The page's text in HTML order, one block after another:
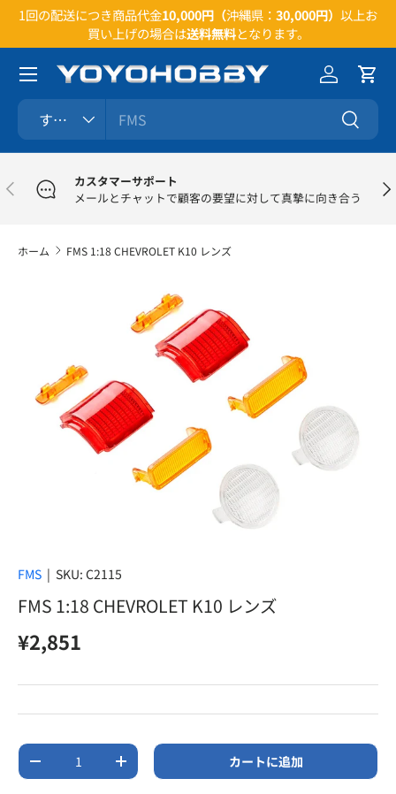
コンテンツへスキップ
1回の配送につき商品代金10,000円（沖縄県： 30,000円） 以上お
買い上げの場合は送料無料となります。
検索
商品タイプ
すべて 検索
ログインカ
メニュー
前 次
カスタマーサポート
メールとチャットで顧客の要望に対して真摯に向き合う
ホーム FMS 1:18 CHEVROLET K10 レンズ
商品情報にスキップ
FMS | SKU: C2115
FMS 1:18 CHEVROLET K10 レンズ
定価
¥2,851
数量
数量を減らす
数量を増やす カートに追加